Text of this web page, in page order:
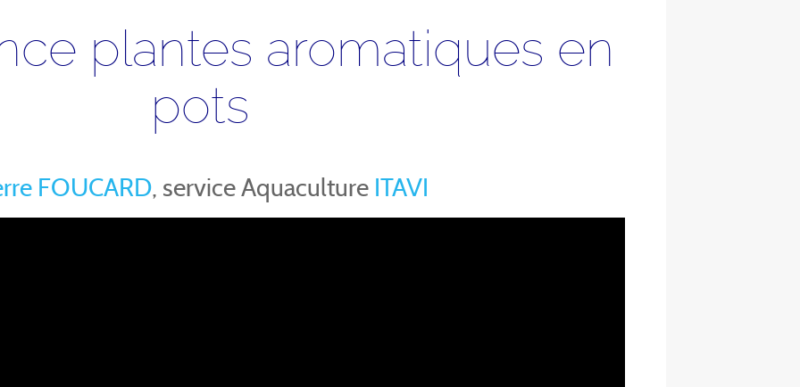
plantes aromatiques en
pots
FOUCARD, service Aquaculture ITAVI